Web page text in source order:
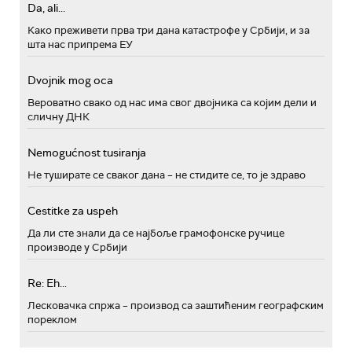
Da, ali...
Како преживети прва три дана катастрофе у Србији, и за
шта нас припрема ЕУ
Dvojnik mog oca
Вероватно свако од нас има свог двојника са којим дели и
сличну ДНК
Nemogućnost tusiranja
Не туширате се сваког дана – не стидите се, то је здраво
Cestitke za uspeh
Да ли сте знали да се најбоље грамофонске ручице
производе у Србији
Re: Eh...
Лесковачка спржа – производ са заштићеним географским
пореклом